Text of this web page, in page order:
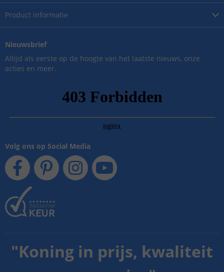
Product informatie
Nieuwsbrief
Altijd als eerste op de hoogte van het laatste nieuws, onze
acties en meer.
Volg ons op Social Media
"Koning in prijs, kwaliteit